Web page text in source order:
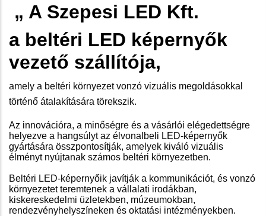
„ A Szepesi LED Kft.
a beltéri LED képernyők
vezető szállítója,
amely a beltéri környezet vonzó vizuális megoldásokkal
történő átalakítására törekszik.
Az innovációra, a minőségre és a vásárlói elégedettségre
helyezve a hangsúlyt az élvonalbeli LED-képernyők
gyártására összpontosítják, amelyek kiváló vizuális
élményt nyújtanak számos beltéri környezetben.
Beltéri LED-képernyőik javítják a kommunikációt, és vonzó
környezetet teremtenek a vállalati irodákban,
kiskereskedelmi üzletekben, múzeumokban,
rendezvényhelyszíneken és oktatási intézményekben.